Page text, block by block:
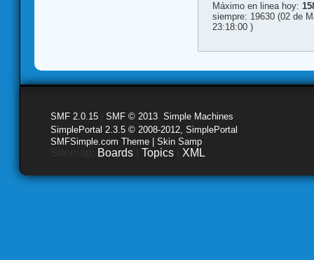
Máximo en linea hoy:
siempre: 19630 (02 de
23:18:00 )
SMF 2.0.15 SMF © 2013 Simple Machines
SimplePortal 2.3.5 © 2008-2012, SimplePortal
SMFSimple.com Theme | Skin Samp
Boards Topics XML